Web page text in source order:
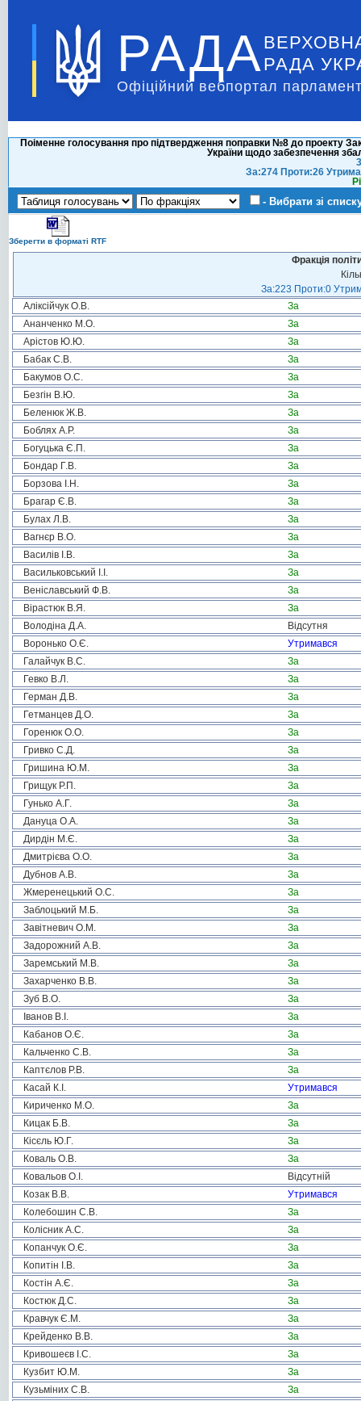
РАДА РАДА
Офіційний вебпортал
Поіменне голосування про підтвердження поправки №8 до проекту
України щодо забезпечення
За:274 Проти:26
- Вибрати зі
Зберегти в форматі RTF
Фракція
За:223 Проти:0
Аліксійчук О.В.
За
Ананченко М.О.
За
Арістов Ю.Ю.
За
Бабак С.В.
За
Бакумов О.С.
За
Безгін В.Ю.
За
Беленюк Ж.В.
За
Боблях А.Р.
За
Богуцька Є.П.
За
Бондар Г.В.
За
Борзова І.Н.
За
Брагар Є.В.
За
Булах Л.В.
За
Вагнєр В.О.
За
Василів І.В.
За
Васильковський І.І.
За
Веніславський Ф.В.
За
Вірастюк В.Я.
За
Володіна Д.А.
Відсутня
Воронько О.Є.
Утримався
Галайчук В.С.
За
Гевко В.Л.
За
Герман Д.В.
За
Гетманцев Д.О.
За
Горенюк О.О.
За
Гривко С.Д.
За
Гришина Ю.М.
За
Грищук Р.П.
За
Гунько А.Г.
За
Дануца О.А.
За
Дирдін М.Є.
За
Дмитрієва О.О.
За
Дубнов А.В.
За
Жмеренецький О.С.
За
Заблоцький М.Б.
За
Завітневич О.М.
За
Задорожний А.В.
За
Заремський М.В.
За
Захарченко В.В.
За
Зуб В.О.
За
Іванов В.І.
За
Кабанов О.Є.
За
Кальченко С.В.
За
Каптєлов Р.В.
За
Касай К.І.
Утримався
Кириченко М.О.
За
Кицак Б.В.
За
Кісєль Ю.Г.
За
Коваль О.В.
За
Ковальов О.І.
Відсутній
Козак В.В.
Утримався
Колебошин С.В.
За
Колісник А.С.
За
Копанчук О.Є.
За
Копитін І.В.
За
Костін А.Є.
За
Костюк Д.С.
За
Кравчук Є.М.
За
Крейденко В.В.
За
Кривошеєв І.С.
За
Кузбит Ю.М.
За
Кузьміних С.В.
За